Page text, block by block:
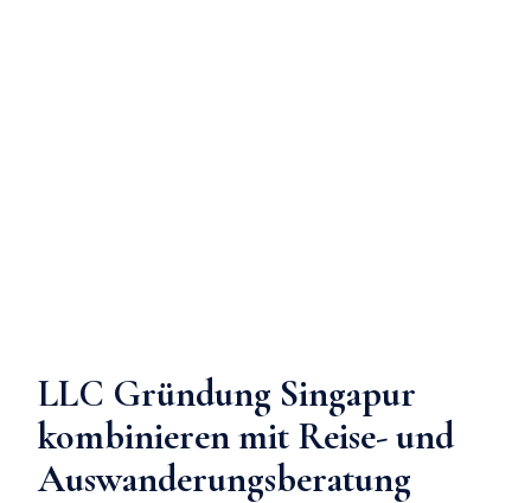
LLC Gründung Singapur
kombinieren mit Reise- und
Auswanderungsberatung